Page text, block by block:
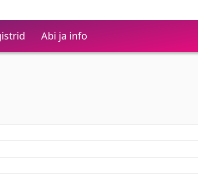
Abi ja info